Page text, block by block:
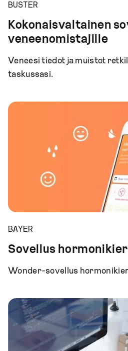
BUSTER
Kokonaisvaltainen
veneenomistajille
Veneesi tiedot ja muistot
taskussasi.
BAYER
Sovellus
Wonder-sovellus